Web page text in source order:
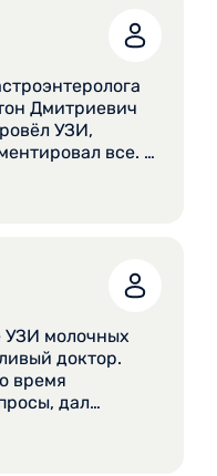
знакомым.
на
филиала,
Дмитриевич
все. Я
Антон
УЗИ молочных
доктор.
время
дал